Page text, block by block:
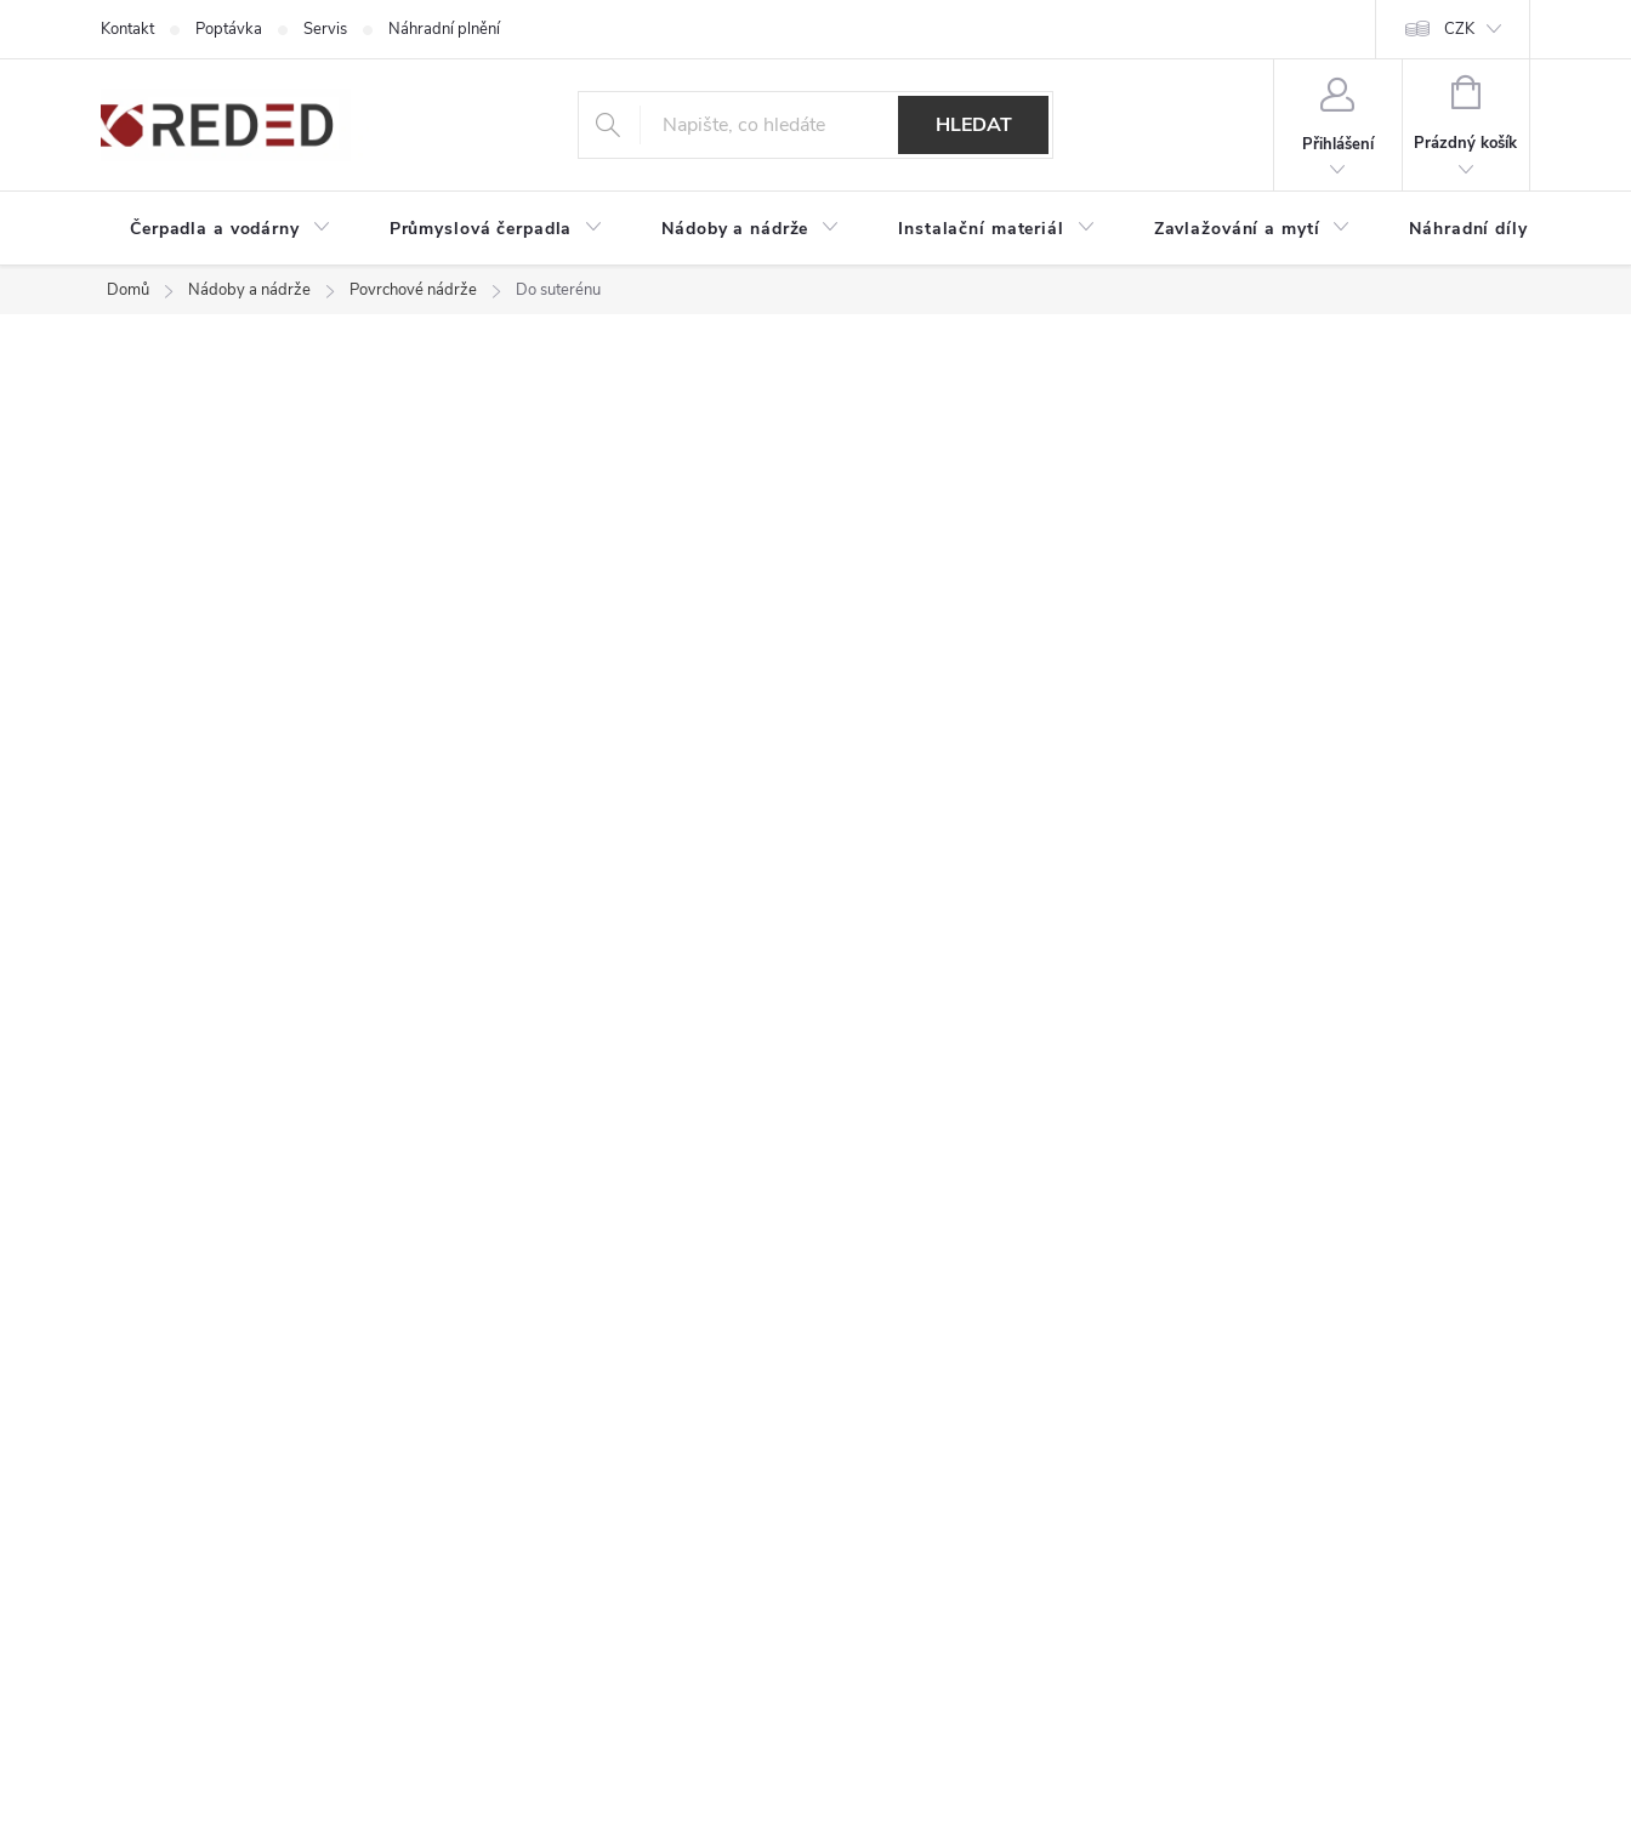
Kontakt Poptávka Servis Náhradní plnění CZK
HLEDAT
Přihlášení
NÁKUPNÍ
Prázdný košík
Čerpadla a vodárny Průmyslová čerpadla Nádoby a nádrže Instalační materiál Zavlažování a mytí Náhradní díly
Domů Nádoby a nádrže Povrchové nádrže Do suterénu